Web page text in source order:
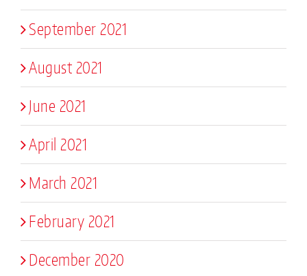
September 2021
August 2021
June 2021
April 2021
March 2021
February 2021
December 2020